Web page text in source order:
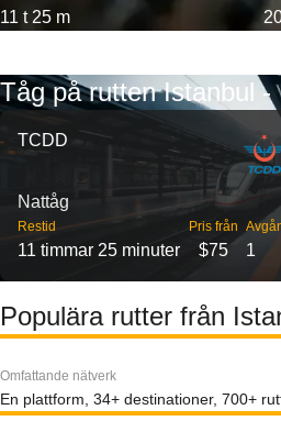
11 t 25 m
Tåg på rutten Istanbul -
TCDD
Nattåg
Restid
11 timmar 25 minuter
Pris från
$75 1
Populära rutter från
Omfattande nätverk
En plattform, 34+ destinationer, 700+